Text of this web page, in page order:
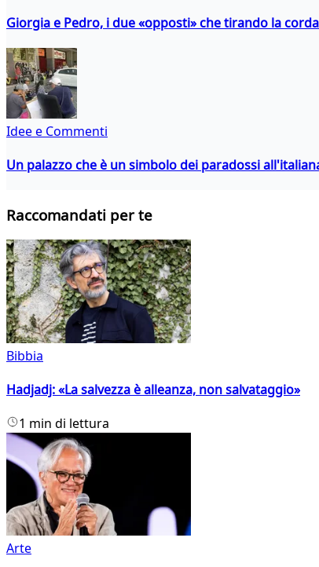
Giorgia e Pedro, i due «opposti» che tirando la
Idee e Commenti
Un palazzo che è un simbolo dei paradossi
Raccomandati per te
Bibbia
Hadjadj: «La salvezza è alleanza, non salvataggio»
1 min di lettura
Arte